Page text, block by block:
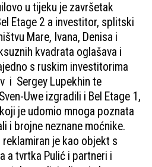
u tijeku je završetak
Etage 2 a investitor, splitski
Mare, Ivana, Denisa i
kvadrata oglašava i
s ruskim investitorima
i Sergey Lupekhin te
Uwe izgradili i Bel Etage 1,
je udomio mnoga poznata
i brojne neznane moćnike.
je kao objekt s
a tvrtka Pulić i partneri i